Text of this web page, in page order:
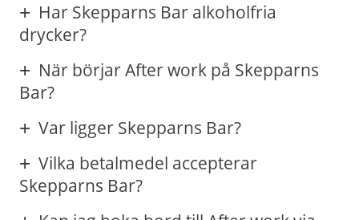
Har Skepparns Bar alkoholfria
drycker?
När börjar After work på Skepparns
Bar?
Var ligger Skepparns Bar?
Vilka betalmedel accepterar
Skepparns Bar?